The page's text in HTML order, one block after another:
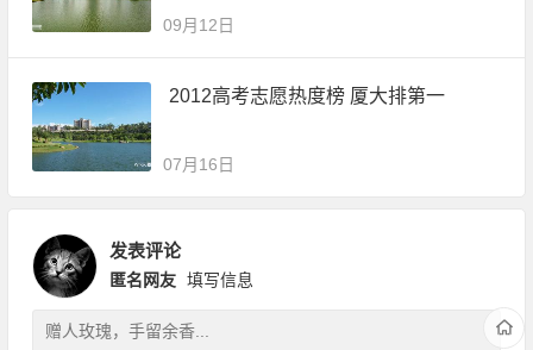
09月12日
2012高考志愿热度榜 厦大排第一
07月16日
发表评论
匿名网友 填写信息